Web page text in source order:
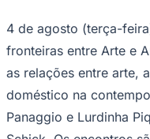
4 de agosto (terça-
fronteiras entre Arte e
as relações entre arte,
doméstico na
Panaggio e Lurdinha